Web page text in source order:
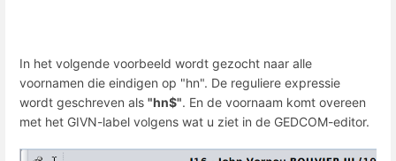
In het volgende voorbeeld wordt gezocht naar alle
voornamen die eindigen op "hn". De reguliere expressie
wordt geschreven als "hn$". En de voornaam komt overeen
met het GIVN-label volgens wat u ziet in de GEDCOM-editor.